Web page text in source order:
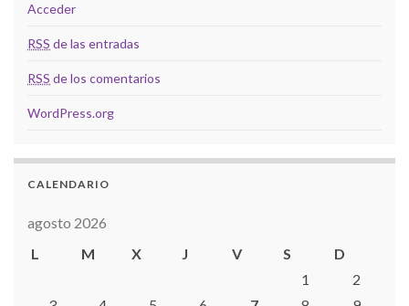
Acceder
RSS de las entradas
RSS de los comentarios
WordPress.org
CALENDARIO
agosto 2026
L
M X J V S
D
1
2